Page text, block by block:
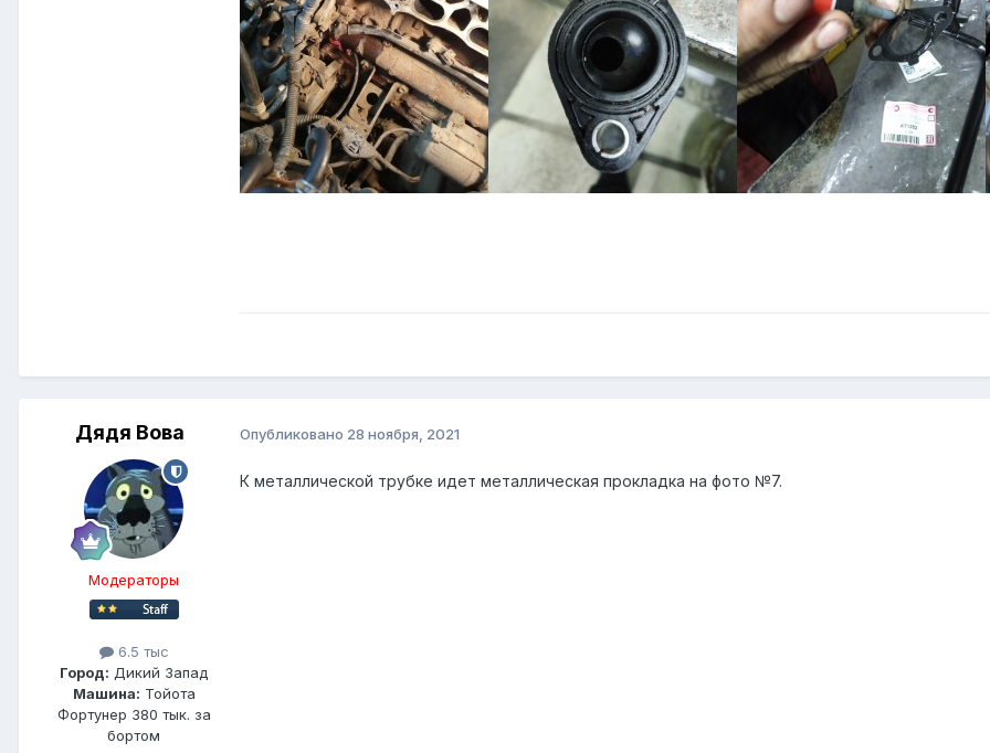
Дядя Вова
Модераторы
6.5 тыс
Город: Дикий Запад
Машина: Тойота
Фортунер 380 тык. за
бортом
Опубликовано 28 ноября, 2021
К металлической трубке идет металлическая прокладка на фото №7.